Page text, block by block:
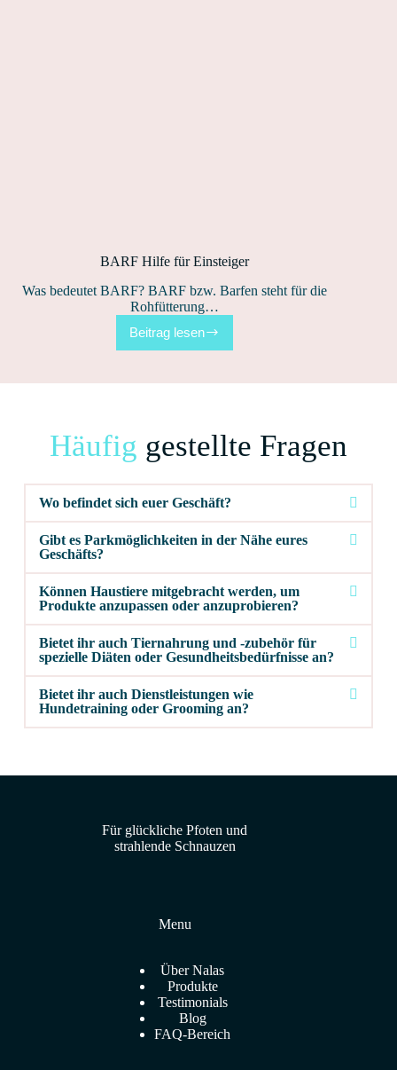
BARF Hilfe für Einsteiger
Was bedeutet BARF? BARF bzw. Barfen steht für die
Rohfütterung…
Beitrag lesen
Häufig gestellte Fragen
Wo befindet sich euer Geschäft?
Gibt es Parkmöglichkeiten in der Nähe eures
Geschäfts?
Können Haustiere mitgebracht werden, um
Produkte anzupassen oder anzuprobieren?
Bietet ihr auch Tiernahrung und -zubehör für
spezielle Diäten oder Gesundheitsbedürfnisse an?
Bietet ihr auch Dienstleistungen wie
Hundetraining oder Grooming an?
Für glückliche Pfoten und
strahlende Schnauzen
Menu
Über Nalas
Produkte
Testimonials
Blog
FAQ-Bereich